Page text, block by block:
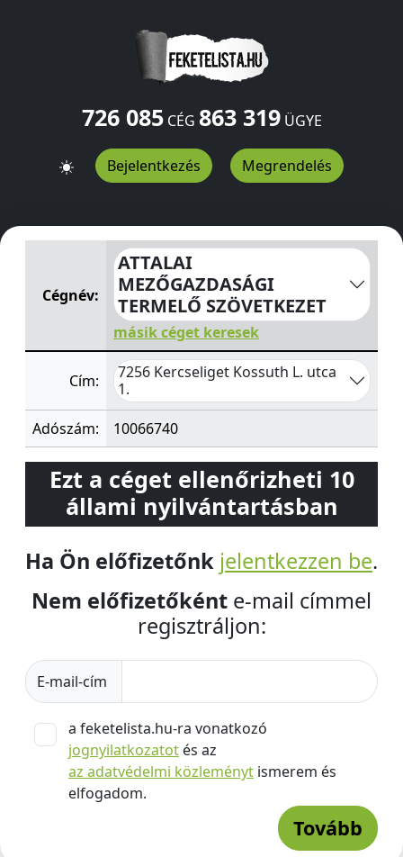
726 085CÉG 863 319ÜGYE
Bejelentkezés Megrendelés
ATTALAI MEZŐGAZDASÁGI TERMELŐ SZÖVETKEZET
Cégnév:
ATTALAI
MEZŐGAZDASÁGI
TERMELŐ SZÖVETKEZET
másik céget keresek
Cím:
7256 Kercseliget Kossuth L. utca
1.
Adószám:
10066740
Ezt a céget ellenőrizheti 10
állami nyilvántartásban
Ha Ön előfizetőnk jelentkezzen be.
Nem előfizetőként e-mail címmel
regisztráljon:
E-mail-cím
a feketelista.hu-ra vonatkozó
jognyilatkozatot és az
az adatvédelmi közleményt ismerem és
elfogadom.
Tovább